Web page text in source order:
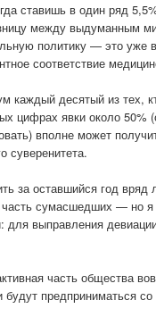
ставишь в один ряд
между выдуманным
политику — это уже
соответствие
каждый десятый из тех,
цифрах явки около 50%
вполне может
суверенитета.
за оставшийся год вряд
сумасшедших — но я
для выправления
часть общества
предприниматься со